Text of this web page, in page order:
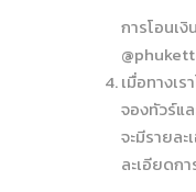
การโอนเ
เมื่อทางเ
จองทัวร์แ
จะมีรายล
ละเอียดก